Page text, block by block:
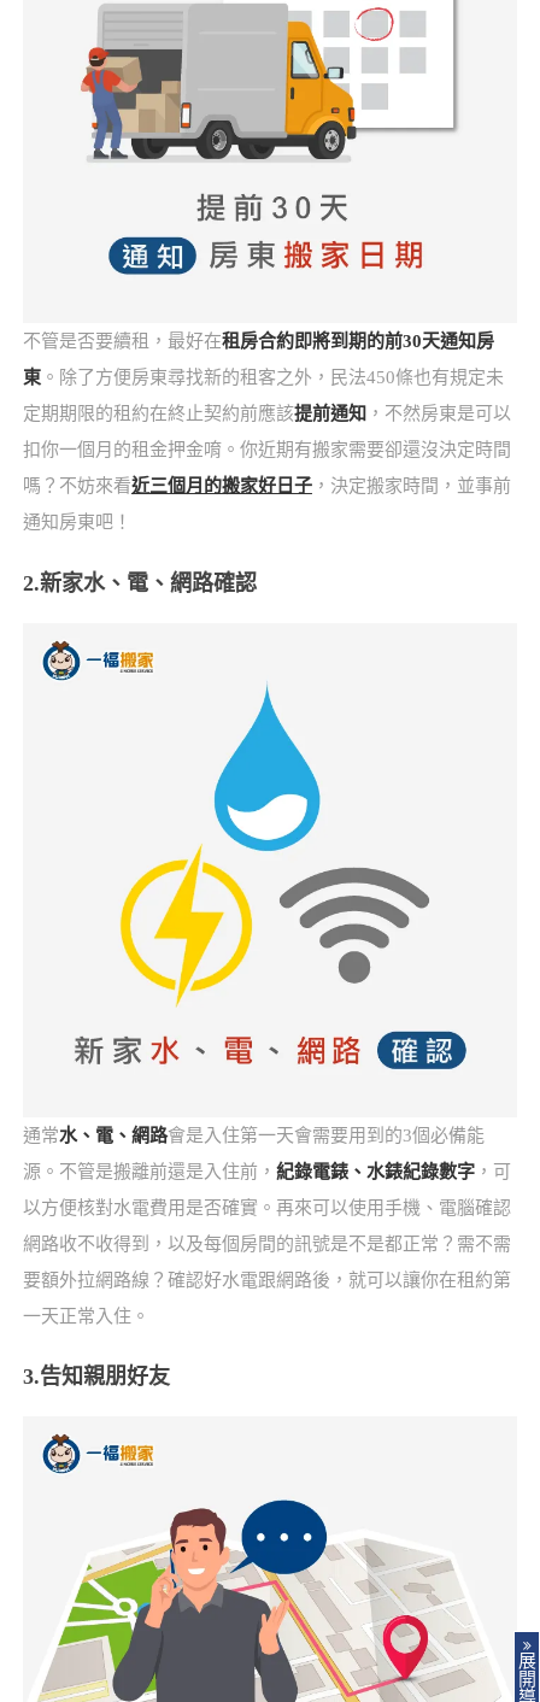
不管是否要續租，最好在租房合約即將到期的前30天通知房
東。除了方便房東尋找新的租客之外，民法450條也有規定未
定期期限的租約在終止契約前應該提前通知 ，不然房東是可以
扣你一個月的租金押金唷。你近期有搬家需要卻還沒決定時間
嗎？不妨來看近三個月的搬家好日子，決定搬家時間，並事前
通知房東吧！
2.新家水、電、網路確認
通常水、電、網路會是入住第一天會需要用到的3個必備能
源。不管是搬離前還是入住前， 紀錄電錶、水錶紀錄數字，可
以方便核對水電費用是否確實。再來可以使用手機、電腦確認
網路收不收得到，以及每個房間的訊號是不是都正常？需不需
要額外拉網路線？確認好水電跟網路後，就可以讓你在租約第
一天正常入住。
3.告知親朋好友
展
開
導